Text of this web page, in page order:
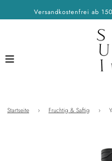
Versandkostenfrei ab
Startseite › Fruchtig & Saftig ›